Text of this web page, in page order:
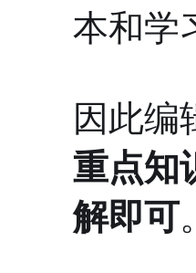
本和学
因此编
重点知
解即可。